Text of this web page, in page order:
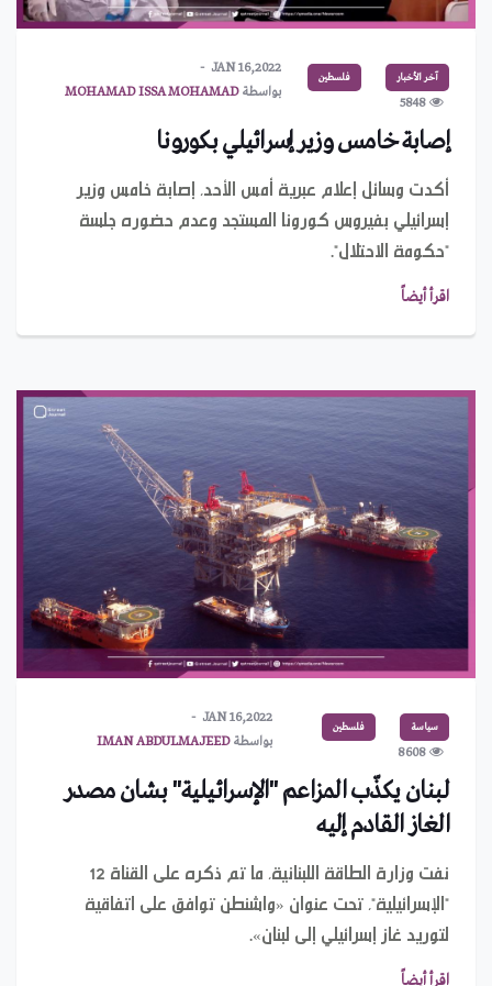
آخر الأخبار فلسطين
5848
JAN 16,2022
بواسطةMOHAMAD ISSA MOHAMAD
إصابة خامس وزير إسرائيلي بكورونا
أكدت وسائل إعلام عبرية أمس الأحد، إصابة خامس وزير
إسرائيلي بفيروس كورونا المستجد وعدم حضوره جلسة
"حكومة الاحتلال".
اقرأ أيضاً
سياسة فلسطين
8608
JAN 16,2022
بواسطةIMAN ABDULMAJEED
لبنان يكذّب المزاعم "الإسرائيلية" بشان مصدر
الغاز القادم إليه
نفت وزارة الطاقة اللبنانية، ما تم ذكره على القناة 12
"الإسرائيلية"، تحت عنوان «واشنطن توافق على اتفاقية
لتوريد غاز إسرائيلي إلى لبنان».
اقرأ أيضاً